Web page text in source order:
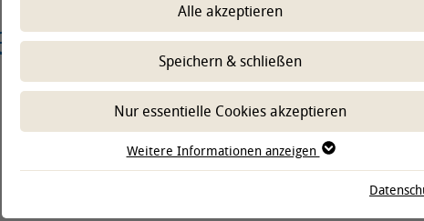
Alle akzeptieren
Speichern & schließen
Nur essentielle Cookies akzeptieren
Weitere Informationen anzeigen